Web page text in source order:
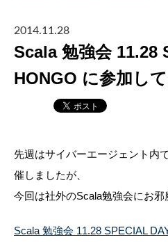
2014.11.28
Scala 勉強会 11.28
HONGO に参加し
先週はサイバーエージェント内
催しましたが、
今回は社外のScala勉強会にお邪
Scala 勉強会 11.28 SPECIAL